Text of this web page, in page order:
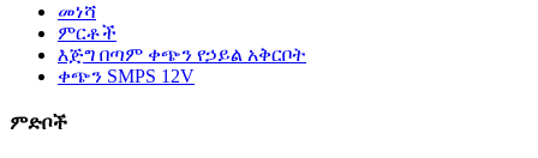
መነሻ
ምርቶች
እጅግ በጣም ቀጭን የኃይል አቅርቦት
ቀጭን SMPS 12V
ምድቦች